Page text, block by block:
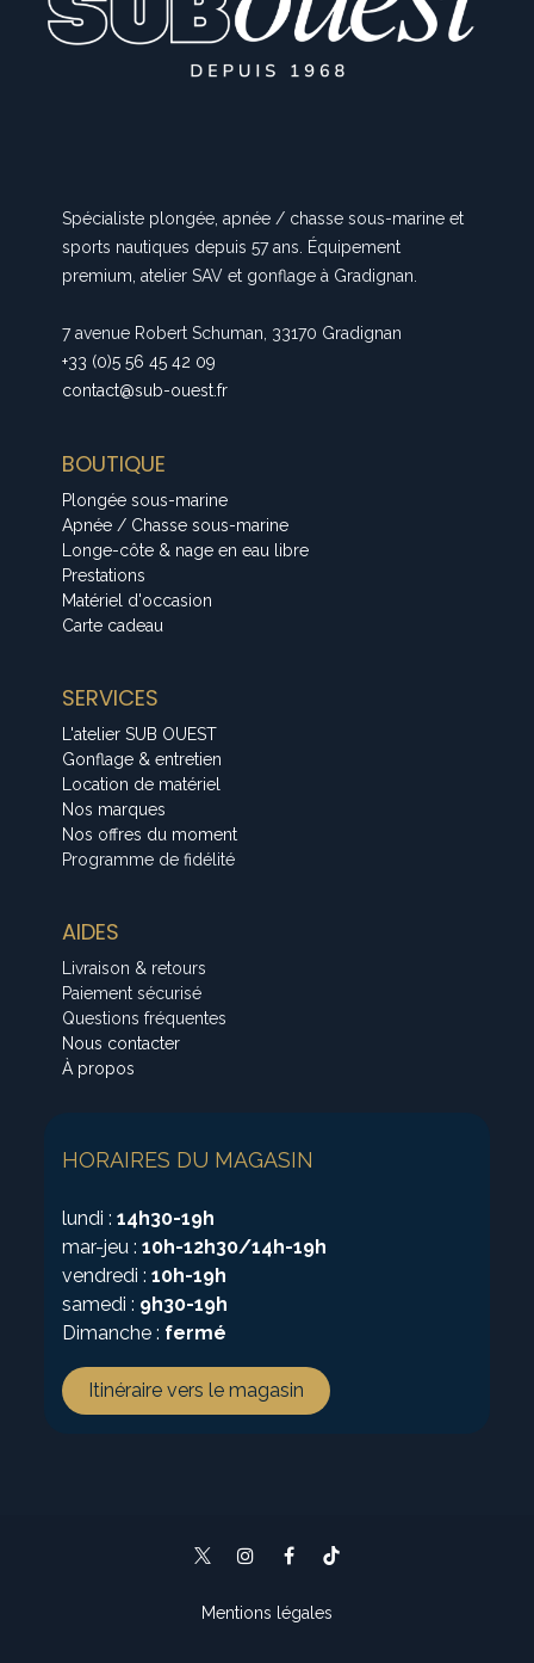
Spécialiste plongée, apnée / chasse sous-marine et
sports nautiques depuis 57 ans. Équipement
premium, atelier SAV et gonflage à Gradignan.
7 avenue Robert Schuman, 33170 Gradignan
+33 (0)5 56 45 42 09
contact@sub-ouest.fr
BOUTIQUE
Plongée sous-marine
Apnée / Chasse sous-marine
Longe-côte & nage en eau libre
Prestations
Matériel d'occasion
Carte cadeau
SERVICES
L'atelier SUB OUEST
Gonflage & entretien
Location de matériel
Nos marques
Nos offres du moment
Programme de fidélité
AIDES
Livraison & retours
Paiement sécurisé
Questions fréquentes
Nous contacter
À propos
HORAIRES DU MAGASIN
lundi :14h30-19h
mar-jeu :10h-12h30/14h-19h
vendredi :10h-19h
samedi : 9h30-19h
Dimanche : fermé
Itinéraire vers le magasin
Mentions légales